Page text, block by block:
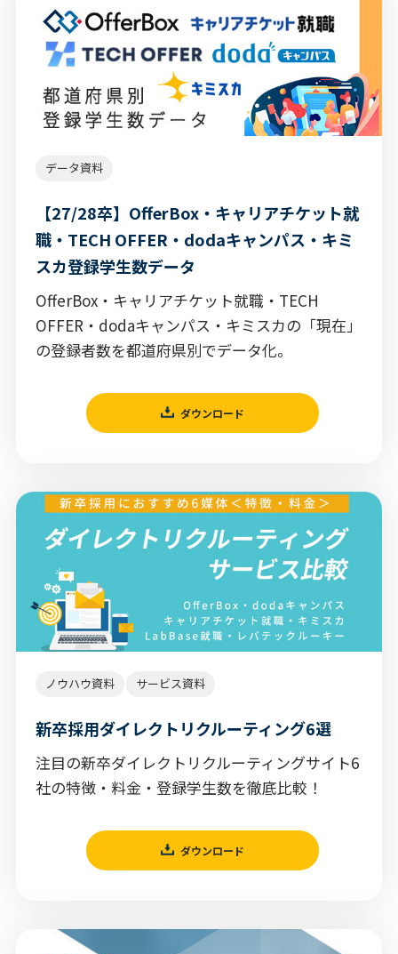
データ資料
【27/28卒】OfferBox・キャリアチケット就
職・TECH OFFER・dodaキャンパス・キミ
スカ登録学生数データ
OfferBox・キャリアチケット就職・TECH
OFFER・dodaキャンパス・キミスカの「現在」
の登録者数を都道府県別でデータ化。
ダウンロード
ノウハウ資料 サービス資料
新卒採用ダイレクトリクルーティング6選
注目の新卒ダイレクトリクルーティングサイト6
社の特徴・料金・登録学生数を徹底比較！
ダウンロード